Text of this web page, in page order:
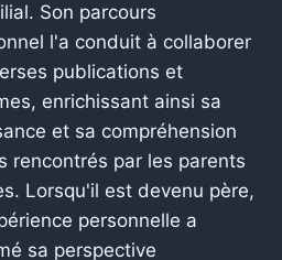
Son parcours
l'a conduit à collaborer
publications et
enrichissant ainsi sa
et sa compréhension
rencontrés par les parents
Lorsqu'il est devenu père,
personnelle a
sa perspective